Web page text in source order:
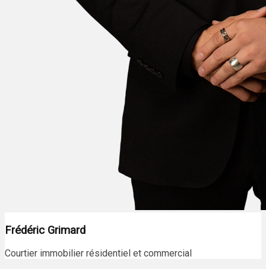
Frédéric Grimard
Courtier immobilier résidentiel et commercial